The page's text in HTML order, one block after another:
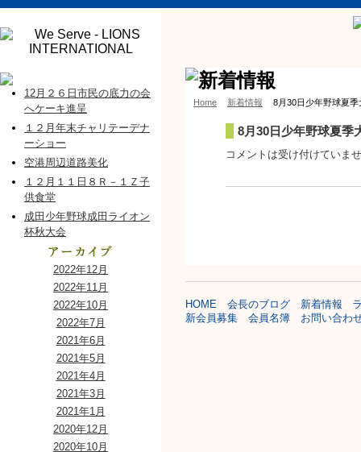
Home 新着情報 8月30日少年野球夏
8月30日少年野球夏季
コメントは受け付けていま
HOME 会長のブログ 新着情報
新会員募集
会員名簿 お問い合わ
12月２６日市民の底力の会
へケーキ進呈
１２月年末チャリテーデナ
ーショー
空港周辺道路美化
１２月１１日８Ｒ－１Ｚ子
供食堂
成田少年野球成田ライオン
杯秋大会
2022年12月
2022年11月
2022年10月
2022年7月
2021年6月
2021年5月
2021年4月
2021年3月
2021年1月
2020年12月
2020年10月